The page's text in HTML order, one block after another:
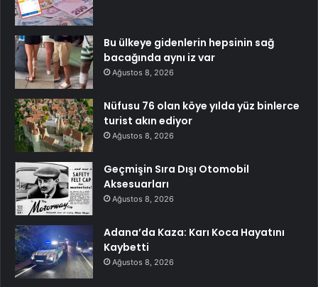
Bu ülkeye gidenlerin hepsinin sağ
bacağında aynı iz var
Ağustos 8, 2026
Nüfusu 76 olan köye yılda yüz binlerce
turist akın ediyor
Ağustos 8, 2026
Geçmişin Sıra Dışı Otomobil
Aksesuarları
Ağustos 8, 2026
Adana’da Kaza: Karı Koca Hayatını
Kaybetti
Ağustos 8, 2026